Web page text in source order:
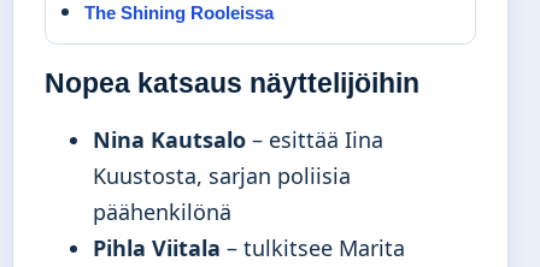
The Shining Rooleissa
Nopea katsaus näyttelijöihin
Nina Kautsalo – esittää Iina
Kuustosta, sarjan poliisia
päähenkilönä
Pihla Viitala – tulkitsee Marita